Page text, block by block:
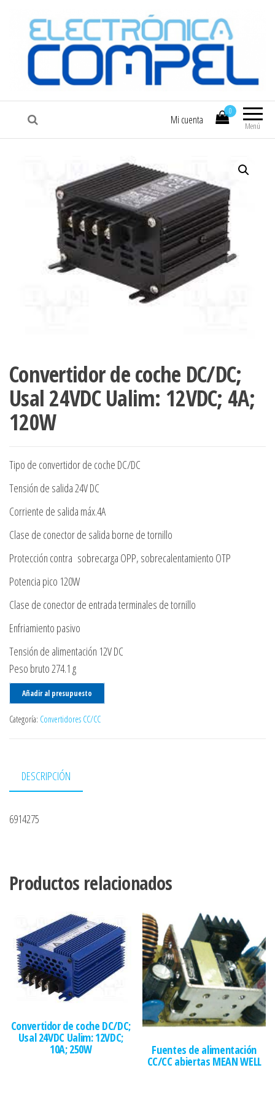
COMPEL Electrónica COMPEL
Menú
0
Mi cuenta
Convertidor de coche DC/DC;
Usal 24VDC Ualim: 12VDC; 4A;
120W
Tipo de convertidor de coche DC/DC
Tensión de salida 24V DC
Corriente de salida máx.4A
Clase de conector de salida borne de tornillo
Protección contra sobrecarga OPP, sobrecalentamiento OTP
Potencia pico 120W
Clase de conector de entrada terminales de tornillo
Enfriamiento pasivo
Tensión de alimentación 12V DC
Peso bruto 274.1 g
Añadir al presupuesto
Categoría: Convertidores CC/CC
DESCRIPCIÓN
6914275
Productos relacionados
Convertidor de coche DC/DC;
Usal 24VDC Ualim: 12VDC;
10A; 250W Fuentes de alimentación
CC/CC abiertas MEAN WELL